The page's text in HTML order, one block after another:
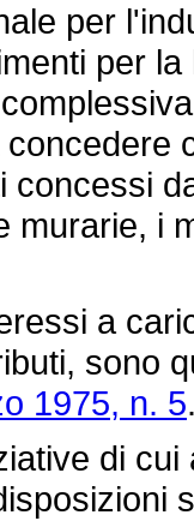
per
per
concessi
murarie, i
a
sono
1975, n. 5
di cui